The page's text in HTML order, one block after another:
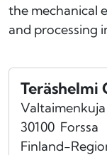
the mechanical
and processing
Teräshelmi
30100 Forssa
Finland-